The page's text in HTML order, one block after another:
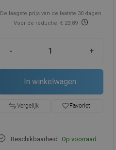
De laagste prijs van de laatste 30 dagen
Voor de reductie: € 23,89
- +
In winkelwagen
Vergelijk favorite_borderFavoriet
Beschikbaarheid: Op voorraad